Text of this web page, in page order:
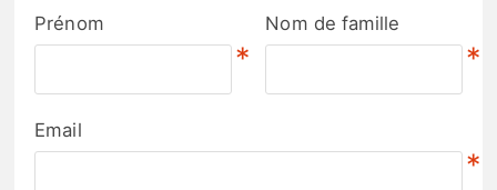
Prénom
*
Nom de famille
*
Email
*